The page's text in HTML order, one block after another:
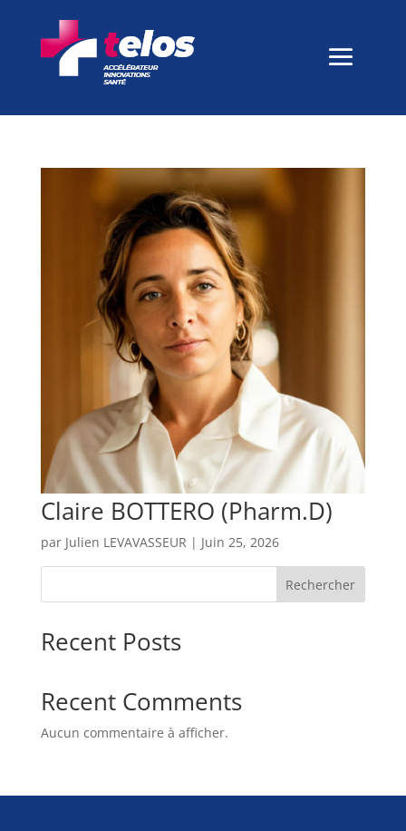
Claire BOTTERO (Pharm.D)
par Julien LEVAVASSEUR | Juin 25, 2026
Rechercher
Recent Posts
Recent Comments
Aucun commentaire à afficher.